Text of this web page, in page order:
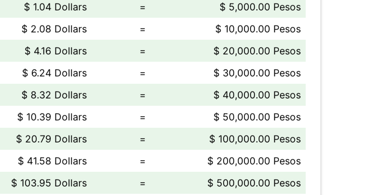
$ 1.04 Dollars
=
$ 5,000.00 Pesos
$ 2.08 Dollars
=
$ 10,000.00 Pesos
$ 4.16 Dollars
=
$ 20,000.00 Pesos
$ 6.24 Dollars
=
$ 30,000.00 Pesos
$ 8.32 Dollars
=
$ 40,000.00 Pesos
$ 10.39 Dollars
=
$ 50,000.00 Pesos
$ 20.79 Dollars
=
$ 100,000.00 Pesos
$ 41.58 Dollars
=
$ 200,000.00 Pesos
$ 103.95 Dollars
= $ 500,000.00 Pesos